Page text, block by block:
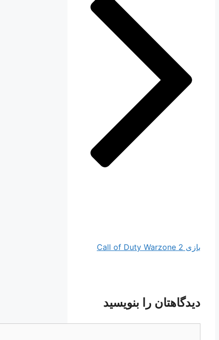
بازی Call of Duty Warzone 2
دیدگاهتان را بنویسید